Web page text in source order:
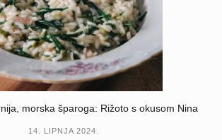
morska šparoga: Rižoto s okusom Nina
14. LIPNJA 2024.